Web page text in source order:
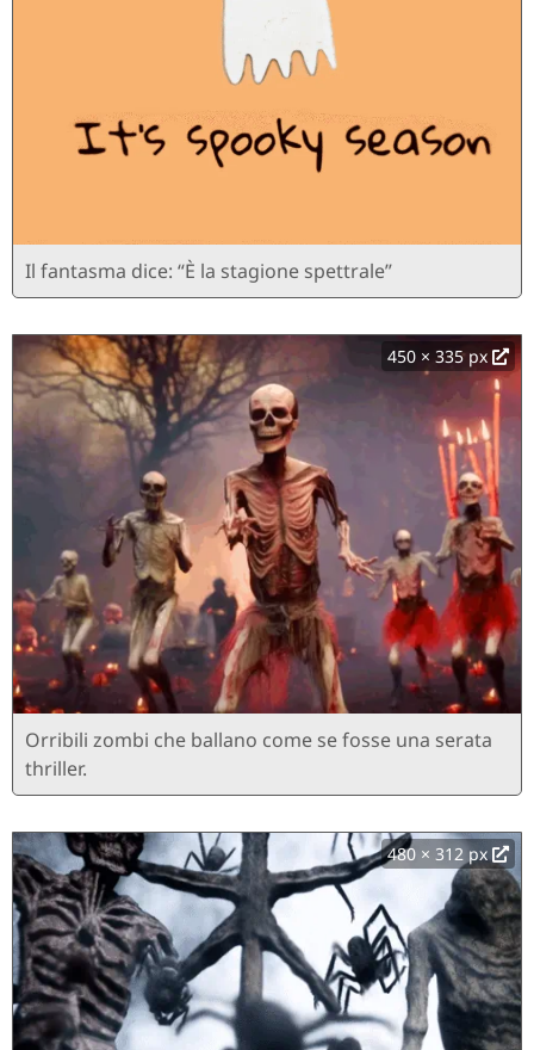
Il fantasma dice: “È la stagione spettrale”
450 × 335 px
Orribili zombi che ballano come se fosse una serata
thriller.
480 × 312 px